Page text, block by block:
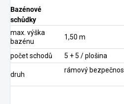
Bazénové
schůdky
max. výška
bazénu
1,50 m
počet schodů 5 + 5 / plošina
druh
rámový